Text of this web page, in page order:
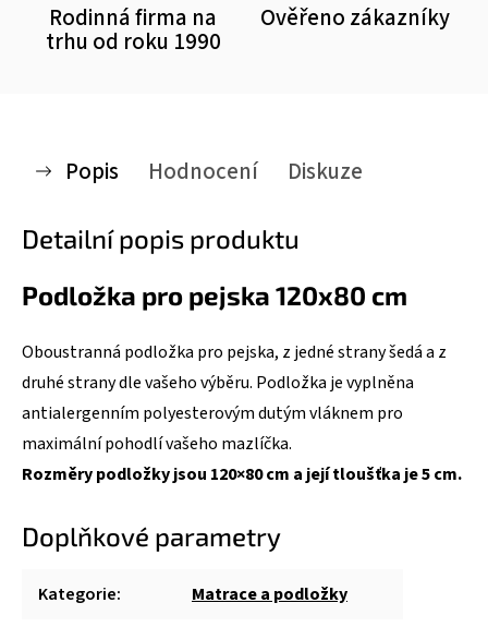
Rodinná firma na
trhu od roku 1990
Ověřeno zákazníky
Popis Hodnocení Diskuze
Detailní popis produktu
Podložka pro pejska 120x80 cm
Oboustranná podložka pro pejska, z jedné strany šedá a z
druhé strany dle vašeho výběru. Podložka je vyplněna
antialergenním polyesterovým dutým vláknem pro
maximální pohodlí vašeho mazlíčka.
Rozměry podložky jsou 120×80 cm a její tloušťka je 5 cm.
Doplňkové parametry
Kategorie: Matrace a podložky